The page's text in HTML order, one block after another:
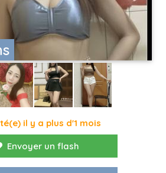
il y a plus d'1 mois
Envoyer un flash